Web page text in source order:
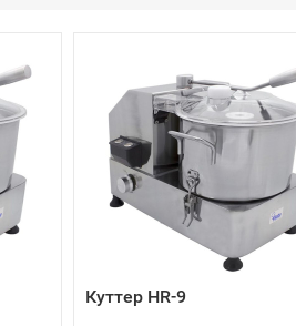
Куттер HR-9